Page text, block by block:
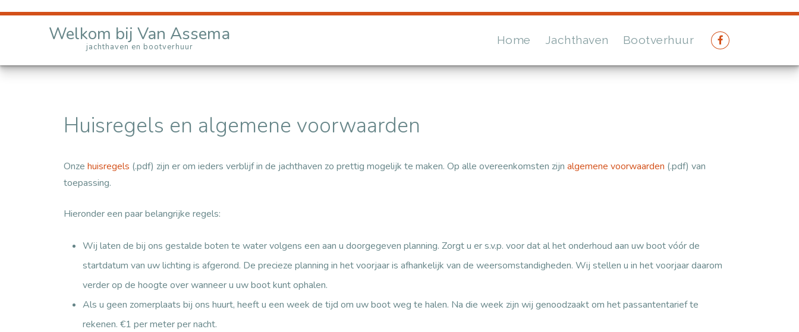
Welkom bij Van Assema
jachthaven en bootverhuur
Home Jachthaven Bootverhuur
Huisregels en algemene voorwaarden
Onze huisregels (.pdf) zijn er om ieders verblijf in de jachthaven zo prettig mogelijk te maken. Op alle overeenkomsten zijn algemene voorwaarden (.pdf) van
toepassing.
Hieronder een paar belangrijke regels:
Wij laten de bij ons gestalde boten te water volgens een aan u doorgegeven planning. Zorgt u er s.v.p. voor dat al het onderhoud aan uw boot vóór de
startdatum van uw lichting is afgerond. De precieze planning in het voorjaar is afhankelijk van de weersomstandigheden. Wij stellen u in het voorjaar daarom
verder op de hoogte over wanneer u uw boot kunt ophalen.
Als u geen zomerplaats bij ons huurt, heeft u een week de tijd om uw boot weg te halen. Na die week zijn wij genoodzaakt om het passantentarief te
rekenen. €1 per meter per nacht.
Zomer Bij Van Assema